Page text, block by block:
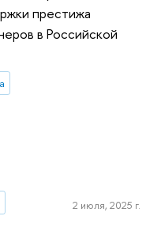
престижа
в Российской
2 июля, 2025 г.